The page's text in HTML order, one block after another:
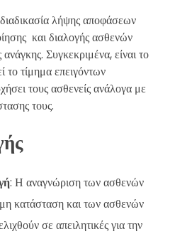
λήψης αποφάσεων
και διαλογής ασθενών
Συγκεκριμένα, είναι το
το τίμημα επειγόντων
τους ασθενείς ανάλογα με
τους.
: Η αναγνώριση των ασθενών
κατάσταση και των ασθενών
σε απειλητικές για την